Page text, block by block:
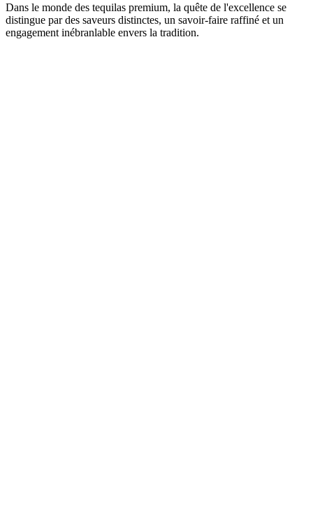
Dans le monde des tequilas premium, la quête de l'excellence se
distingue par des saveurs distinctes, un savoir-faire raffiné et un
engagement inébranlable envers la tradition.